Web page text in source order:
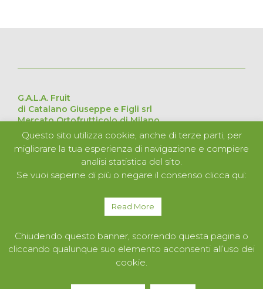
G.A.L.A. Fruit
di Catalano Giuseppe e Figli srl
Mercato Ortofrutticolo di Milano
Via Cesare Lombroso 54, 20137 Milano
Pad. D Stand 226 – 227 – 228 – 229
P.Iva 11051840152
Questo sito utilizza cookie, anche di terze parti, per
migliorare la tua esperienza di navigazione e compiere
analisi statistica del sito.
Se vuoi saperne di più o negare il consenso clicca qui:
Read More
Chiudendo questo banner, scorrendo questa pagina o
cliccando qualunque suo elemento acconsenti all’uso dei
cookie.